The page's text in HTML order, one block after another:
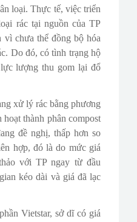
loại. Thực tế, việc triển
rác tại nguồn của TP
vì chưa thể đồng bộ hóa
Do đó, có tình trạng hộ
lượng thu gom lại đổ
xử lý rác bằng phương
thành phân compost
đề nghị, thấp hơn so
hợp, đó là do mức giá
với TP ngay từ đầu
kéo dài và giá đã lạc
Vietstar, sở dĩ có giá